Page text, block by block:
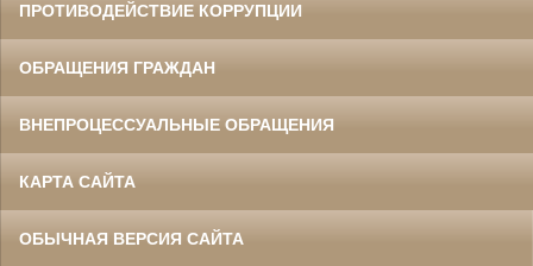
ПРОТИВОДЕЙСТВИЕ КОРРУПЦИИ
ОБРАЩЕНИЯ ГРАЖДАН
ВНЕПРОЦЕССУАЛЬНЫЕ ОБРАЩЕНИЯ
КАРТА САЙТА
ОБЫЧНАЯ ВЕРСИЯ САЙТА